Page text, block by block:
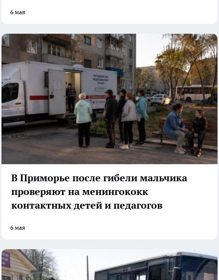
6 мая
В Приморье после гибели мальчика
проверяют на менингококк
контактных детей и педагогов
6 мая